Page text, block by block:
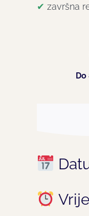
✔ završna
Do